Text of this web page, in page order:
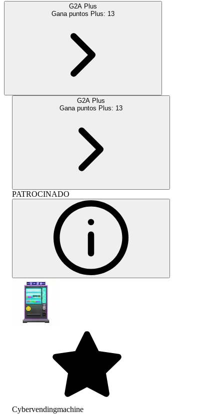
G2A Plus
Gana puntos Plus: 13
G2A Plus
Gana puntos Plus: 13
PATROCINADO
Cybervendingmachine